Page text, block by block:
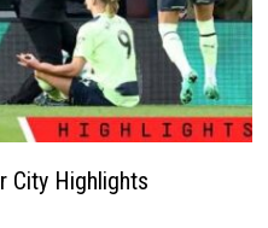
City Highlights